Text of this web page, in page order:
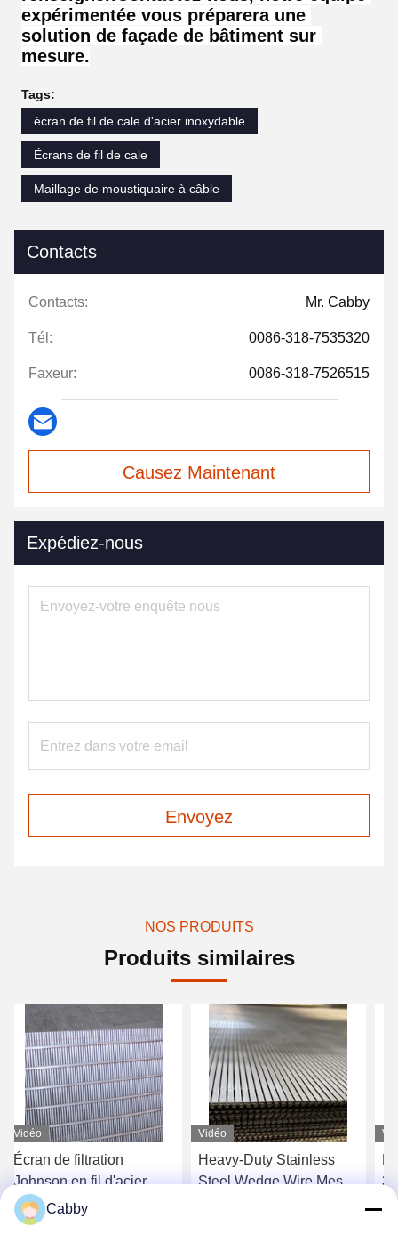
expérimentée vous préparera une
solution de façade de bâtiment sur
mesure.
Tags:
écran de fil de cale d'acier inoxydable
Écrans de fil de cale
Maillage de moustiquaire à câble
Contacts
Contacts: Mr. Cabby
Tél: 0086-318-7535320
Faxeur: 0086-318-7526515
Causez Maintenant
Expédiez-nous
Envoyez
NOS PRODUITS
Produits similaires
Vidéo
Écran de filtration
Johnson en fil d'acier
inoxydable 304 316L,
fente 1x2mm 2x3mm
Obtenez le meilleur prix
Vidéo
Heavy-Duty Stainless
Steel Wedge Wire Mesh
Cabby